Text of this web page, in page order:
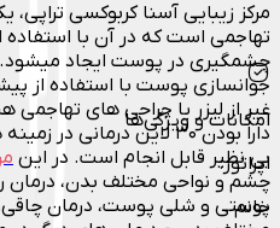
مرکز زیبایی آسنا کربوکسی تراپی،
تهاجمی است که در آن با استفاده
چشمگیری در پوست ایجاد
جوانسازی پوست با استفاده از
غیر از لیزر یا جراحی های
دارا بودن ۳۰ لاین
بی نظیر قابل انجام است. در این
چشم و نواحی مختلف بدن، درمان
پوستی و شلی پوست، درمان
امکانات و ویژگی‌ها
اپراتور:
خانم